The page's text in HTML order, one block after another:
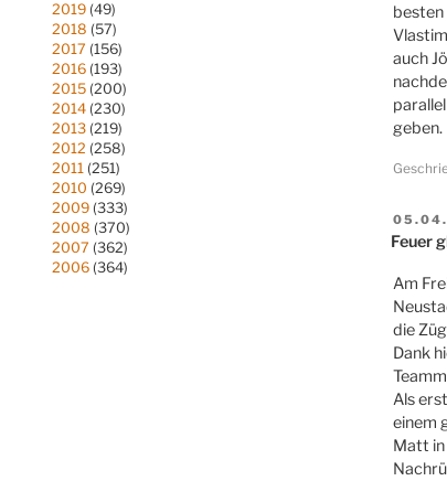
2019 (49)
2018 (57)
2017 (156)
2016 (193)
2015 (200)
2014 (230)
2013 (219)
2012 (258)
2011 (251)
2010 (269)
2009 (333)
2008 (370)
2007 (362)
2006 (364)
auch
geben.
AM
Feuer
Am
die
Dank
Als
einem
Matt in